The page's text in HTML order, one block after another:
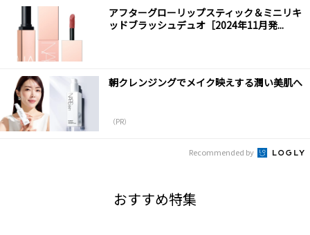
アフターグローリップスティック＆ミニリキ
ッドブラッシュデュオ［2024年11月発...
朝クレンジングでメイク映えする潤い美肌へ
（PR）
Recommended by
おすすめ特集